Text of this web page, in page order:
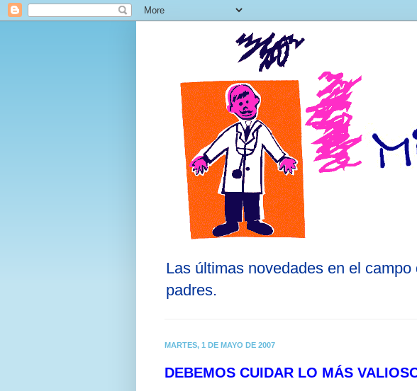
Las últimas novedades en el
padres.
MARTES, 1 DE MAYO DE 2007
DEBEMOS CUIDAR LO MÁS